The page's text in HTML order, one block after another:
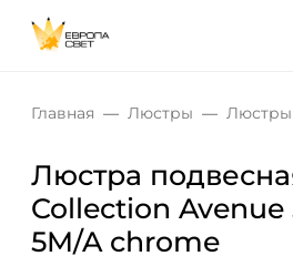
Главная Люстры Люстры
Люстра
Collection Avenue
5M/A chrome